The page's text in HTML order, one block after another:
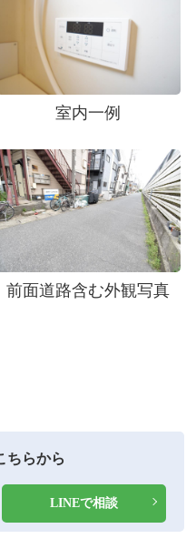
室内一例
前面道路含む外観写真
ちらから
LINEで相談